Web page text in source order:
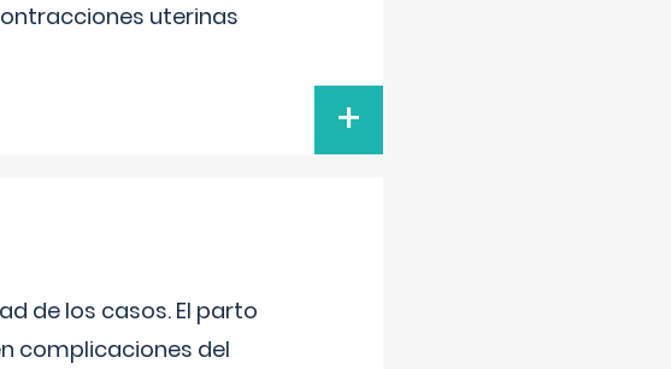
uterinas
+
de los casos. El parto
complicaciones del